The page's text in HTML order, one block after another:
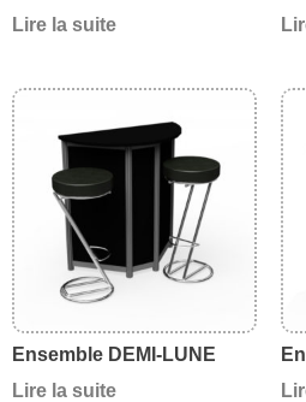
Lire la suite
Ensemble DEMI-LUNE
Lire la suite